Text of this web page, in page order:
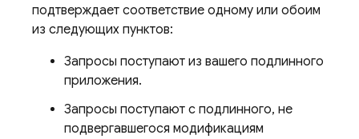
подтверждает соответствие одному или обоим
из следующих пунктов:
Запросы поступают из вашего подлинного
приложения.
Запросы поступают с подлинного, не
подвергавшегося модификациям